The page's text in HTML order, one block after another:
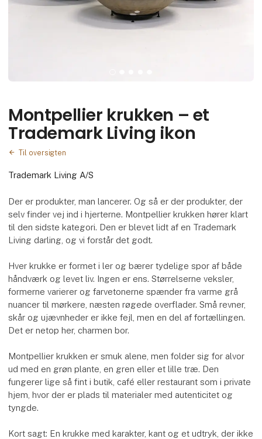
Montpellier krukken – et
Trademark Living ikon
Til oversigten
Trademark Living A/S
Der er produkter, man lancerer. Og så er der produkter, der
selv finder vej ind i hjerterne. Montpellier krukken hører klart
til den sidste kategori. Den er blevet lidt af en Trademark
Living darling, og vi forstår det godt.
Hver krukke er formet i ler og bærer tydelige spor af både
håndværk og levet liv. Ingen er ens. Størrelserne veksler,
formerne varierer og farvetonerne spænder fra varme grå
nuancer til mørkere, næsten røgede overflader. Små revner,
skår og ujævnheder er ikke fejl, men en del af fortællingen.
Det er netop her, charmen bor.
Montpellier krukken er smuk alene, men folder sig for alvor
ud med en grøn plante, en gren eller et lille træ. Den
fungerer lige så fint i butik, café eller restaurant som i private
hjem, hvor der er plads til materialer med autenticitet og
tyngde.
Kort sagt: En krukke med karakter, kant og et udtryk, der ikke